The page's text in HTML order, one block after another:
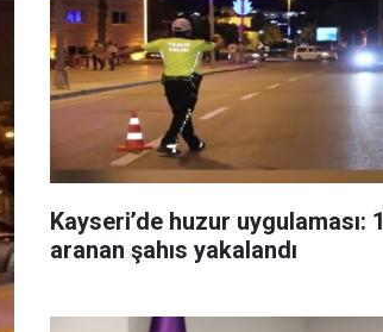
Kayseri’de huzur uygulaması:
aranan şahıs yakalandı